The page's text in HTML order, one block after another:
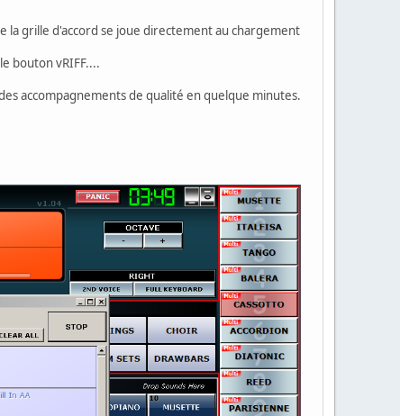
la grille d'accord se joue directement au chargement
bouton vRIFF....
accompagnements de qualité en quelque minutes.